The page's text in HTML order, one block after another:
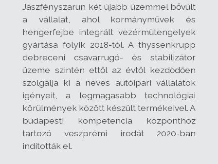
Jászfényszarun két újabb üzemmel bővült
a vállalat, ahol kormányművek és
hengerfejbe integrált vezérműtengelyek
gyártása folyik 2018-tól. A thyssenkrupp
debreceni csavarrugó- és stabilizátor
üzeme szintén ettől az évtől kezdődően
szolgálja ki a neves autóipari vállalatok
igényeit, a legmagasabb technológiai
körülmények között készült termékeivel. A
budapesti kompetencia központhoz
tartozó veszprémi irodát 2020-ban
indították el.